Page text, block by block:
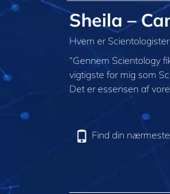
Sheila –
Hvem er
“Gennem Scientology
vigtigste for mig som
Det er essensen af
Find din